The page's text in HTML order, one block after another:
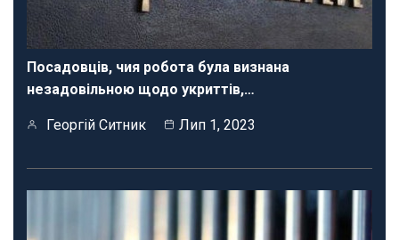
Посадовців, чия робота була визнана
незадовільною щодо укриттів,…
Георгій Ситник Лип 1, 2023